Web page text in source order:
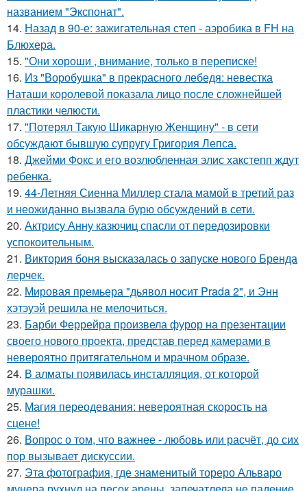
названием "Экспонат".
14. Назад в 90-е: зажигательная степ - аэробика в FH на
Блюхера.
15. "Они хороши , внимание, только в переписке!
16. Из "Воробушка" в прекрасного лебедя: невестка
Наташи королевой показала лицо после сложнейшей
пластики челюсти.
17. "Потерял Такую Шикарную Женщину" - в сети
обсуждают бывшую супругу Григория Лепса.
18. Джейми Фокс и его возлюбленная элис хакстепп ждут
ребенка.
19. 44-Летняя Сиенна Миллер стала мамой в третий раз
и неожиданно вызвала бурю обсуждений в сети.
20. Актрису Анну казючиц спасли от передозировки
успокоительным.
21. Виктория боня высказалась о запуске нового Бренда
лерчек.
22. Мировая премьера "дьявол носит Prada 2", и Энн
хэтэуэй решила не мелочиться.
23. Барби Феррейра произвела фурор на презентации
своего нового проекта, представ перед камерами в
невероятно притягательном и мрачном образе.
24. В алматы появилась инсталляция, от которой
мурашки.
25. Магия переодевания: невероятная скорость на
сцене!
26. Вопрос о том, что важнее - любовь или расчёт, до сих
пор вызывает дискуссии.
27. Эта фотография, где знаменитый тореро Альваро